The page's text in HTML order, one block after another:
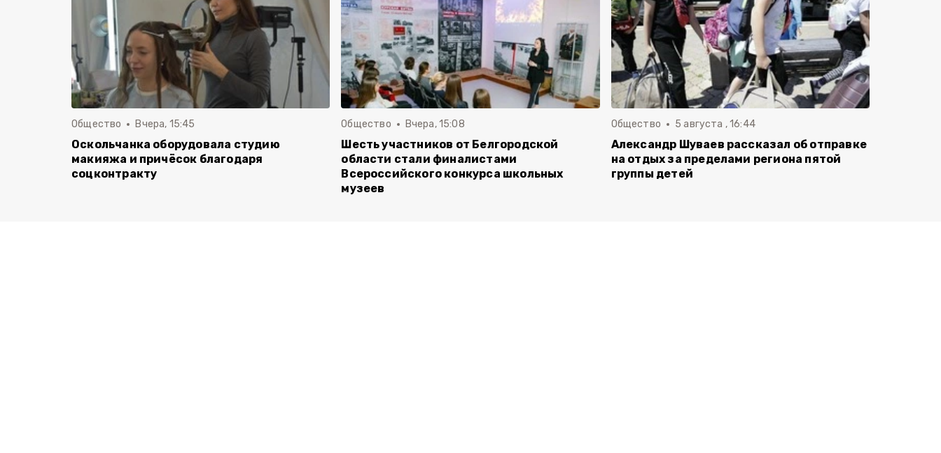
Общество Вчера, 15:45
Оскольчанка оборудовала студию
макияжа и причёсок благодаря
соцконтракту
Общество Вчера, 15:08
Шесть участников от Белгородской
области стали финалистами
Всероссийского конкурса школьных
музеев
Общество 5 августа , 16:44
Александр Шуваев рассказал об отправке
на отдых за пределами региона пятой
группы детей